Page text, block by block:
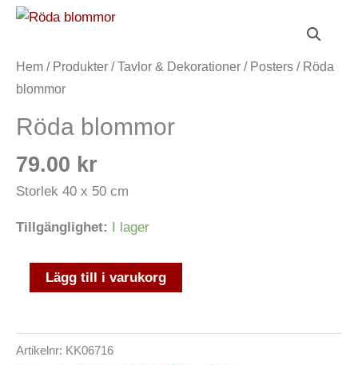
Hem / Produkter /Tavlor & Dekorationer / Posters / Röda
blommor
Röda blommor
79.00 kr
Storlek 40 x 50 cm
Tillgänglighet: I lager
Röda
mängd
Lägg till i varukorg
Artikelnr: KK06716